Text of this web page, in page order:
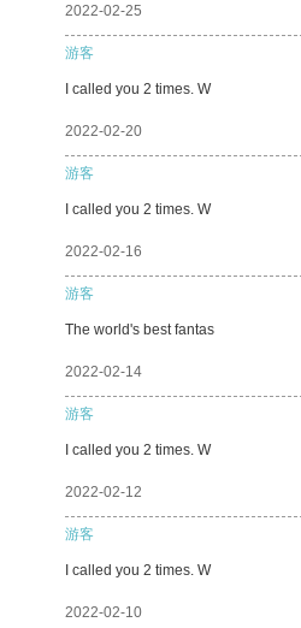
2022-02-25
游客
I called you 2 times. W
2022-02-20
游客
I called you 2 times. W
2022-02-16
游客
The world's best fantas
2022-02-14
游客
I called you 2 times. W
2022-02-12
游客
I called you 2 times. W
2022-02-10